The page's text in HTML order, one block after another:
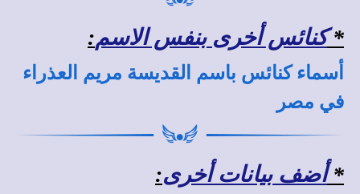
*كنائس أخرى بنفس الاسم:
أسماء كنائس باسم القديسة مريم العذراء
في مصر
*أضف بيانات أخرى: